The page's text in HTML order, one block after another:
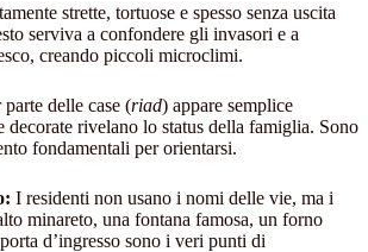
strette, tortuose e spesso senza uscita
serviva a confondere gli invasori e a
creando piccoli microclimi.
delle case (riad) appare semplice
decorate rivelano lo status della famiglia. Sono
fondamentali per orientarsi.
I residenti non usano i nomi delle vie, ma i
minareto, una fontana famosa, un forno
d’ingresso sono i veri punti di